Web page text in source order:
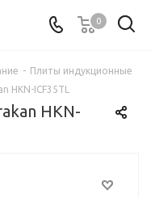
0
- Плиты индукционные
HKN-ICF35TL
HKN-